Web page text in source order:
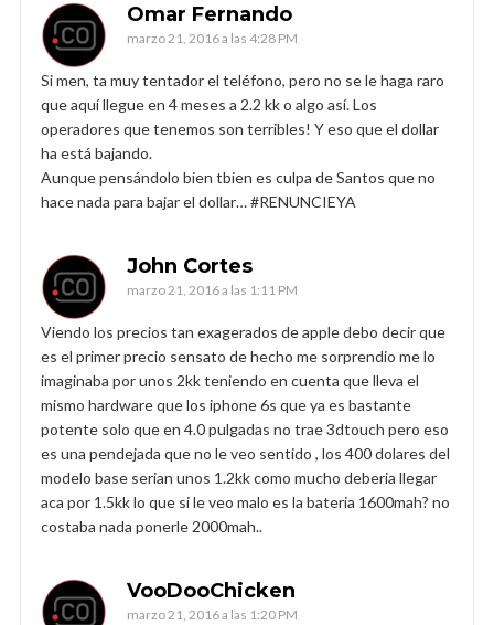
Omar Fernando
marzo 21, 2016 a las 4:28 PM
Si men, ta muy tentador el teléfono, pero no se le haga raro
que aquí llegue en 4 meses a 2.2 kk o algo así. Los
operadores que tenemos son terribles! Y eso que el dollar
ha está bajando.
Aunque pensándolo bien tbien es culpa de Santos que no
hace nada para bajar el dollar… #RENUNCIEYA
John Cortes
marzo 21, 2016 a las 1:11 PM
Viendo los precios tan exagerados de apple debo decir que
es el primer precio sensato de hecho me sorprendio me lo
imaginaba por unos 2kk teniendo en cuenta que lleva el
mismo hardware que los iphone 6s que ya es bastante
potente solo que en 4.0 pulgadas no trae 3dtouch pero eso
es una pendejada que no le veo sentido , los 400 dolares del
modelo base serian unos 1.2kk como mucho deberia llegar
aca por 1.5kk lo que si le veo malo es la bateria 1600mah? no
costaba nada ponerle 2000mah..
VooDooChicken
marzo 21, 2016 a las 1:20 PM